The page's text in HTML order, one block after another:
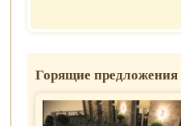
Недорогие
молодоженов
Фавола Аватара
Венецианские
Горящие предложения